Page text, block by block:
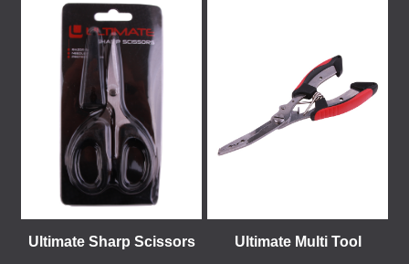
Ultimate Sharp Scissors Ultimate Multi Tool